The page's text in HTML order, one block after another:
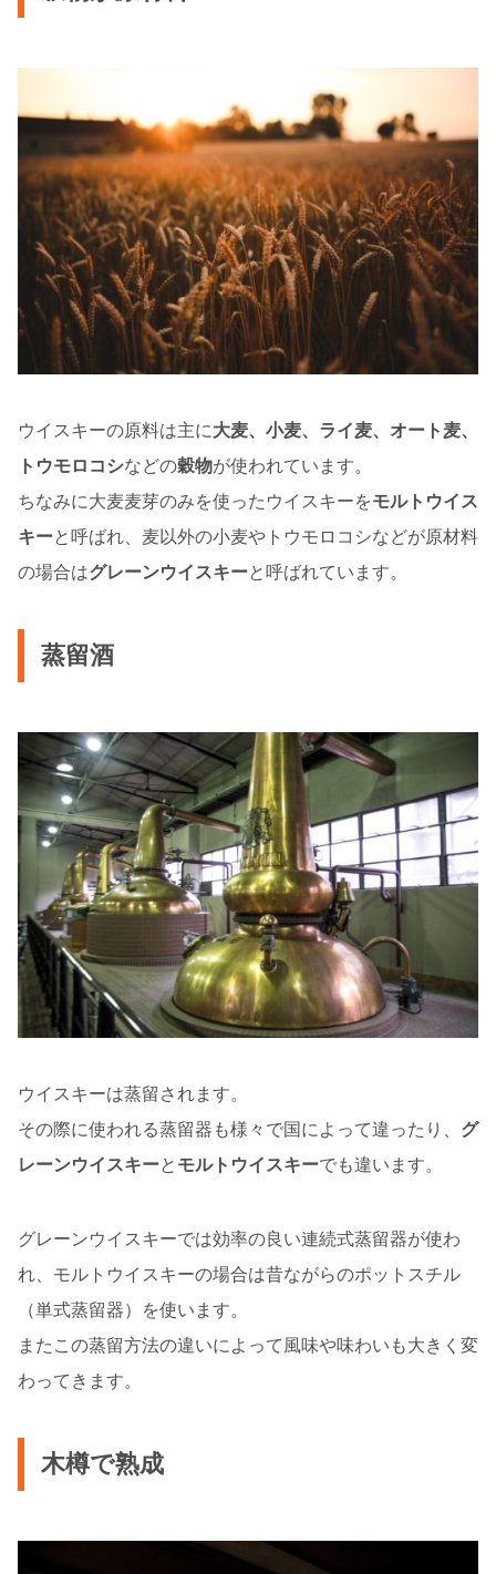
ウイスキーの原料は主に大麦、小麦、ライ麦、オート麦、
トウモロコシなどの穀物が使われています。
ちなみに大麦麦芽のみを使ったウイスキーをモルトウイス
キーと呼ばれ、麦以外の小麦やトウモロコシなどが原材料
の場合はグレーンウイスキーと呼ばれています。
蒸留酒
ウイスキーは蒸留されます。
その際に使われる蒸留器も様々で国によって違ったり、 グ
レーンウイスキーと モルトウイスキーでも違います。
グレーンウイスキーでは効率の良い連続式蒸留器が使わ
れ、モルトウイスキーの場合は昔ながらのポットスチル
（単式蒸留器）を使います。
またこの蒸留方法の違いによって風味や味わいも大きく変
わってきます。
木樽で熟成